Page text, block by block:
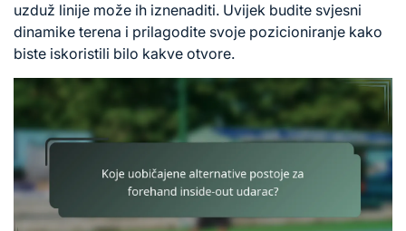
uzduž linije može ih iznenaditi. Uvijek budite svjesni
dinamike terena i prilagodite svoje pozicioniranje kako
biste iskoristili bilo kakve otvore.